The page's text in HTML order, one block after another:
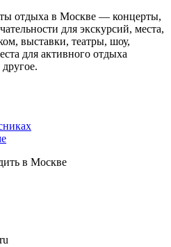
отдыха в Москве — концерты,
для экскурсий, места,
выставки, театры, шоу,
для активного отдыха
в Москве